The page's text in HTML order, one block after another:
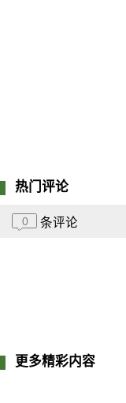
热门评论
0 条评论
更多精彩内容